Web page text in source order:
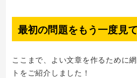
最初の問題をもう一度見
ここまで、よい文章を作るために
トをご紹介しました！